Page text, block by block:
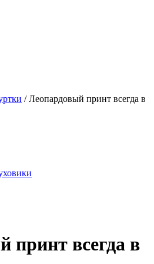
/Леопардовый принт всегда в
принт всегда в